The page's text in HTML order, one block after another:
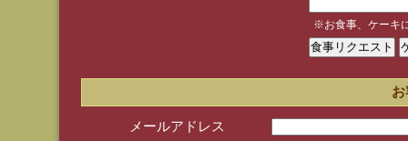
※お食事、ケーキ
メールアドレス